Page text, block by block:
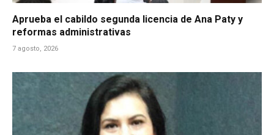
Aprueba el cabildo segunda licencia de Ana Paty y
reformas administrativas
7 agosto, 2026